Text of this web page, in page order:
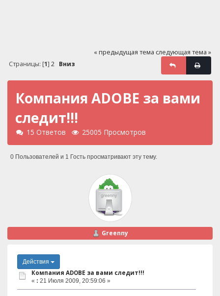
« предыдущая тема следующая тема »
Страницы: [1] 2 Вниз
Компания ADOBE за вами
следит!!!
15 Ответов 25005 Просмотров
0 Пользователей и 1 Гость просматривают эту тему.
Greenny
Действия
Компания ADOBE за вами следит!!!
« : 21 Июля 2009, 20:59:06 »